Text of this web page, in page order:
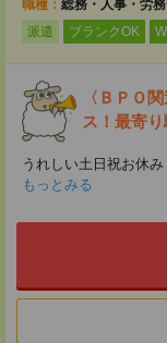
職種： 総務・人事・労務
派遣
ブランクOK
〈ＢＰＯ
ス！最寄
うれしい土日祝お休
もっとみる